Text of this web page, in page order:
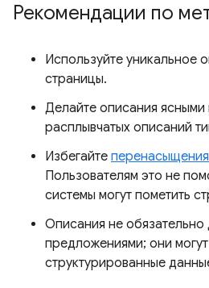
Рекомендации по
Используйте уникальное
страницы.
Делайте описания ясными
расплывчатых описаний
Избегайте
Пользователям это не
системы могут пометить
Описания не
предложениями; они
структурированные